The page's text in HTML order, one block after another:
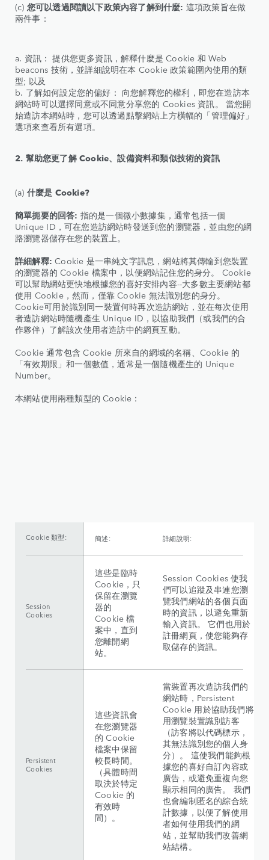
(c) 您可以透過閱讀以下政策內容了解到什麼: 這項政策旨在做
兩件事：
a. 資訊： 提供您更多資訊，解釋什麼是 Cookie 和 Web
beacons 技術，並詳細說明在本 Cookie 政策範圍內使用的類
型; 以及
b. 了解如何設定您的偏好： 向您解釋您的權利，即您在造訪本
網站時可以選擇同意或不同意分享您的 Cookies 資訊。 當您開
始造訪本網站時，您可以透過點擊網站上方橫幅的「管理偏好」
選項來查看所有選項。
2. 幫助您更了解 Cookie、設備資料和類似技術的資訊
(a) 什麼是 Cookie?
簡單扼要的回答: 指的是一個微小數據集，通常包括一個
Unique ID，可在您造訪網站時發送到您的瀏覽器，並由您的網
路瀏覽器儲存在您的裝置上。
詳細解釋:Cookie 是一串純文字訊息，網站將其傳輸到您裝置
的瀏覽器的 Cookie 檔案中，以便網站記住您的身分。 Cookie
可以幫助網站更快地根據您的喜好安排內容--大多數主要網站都
使用 Cookie，然而，僅靠 Cookie 無法識別您的身分。
Cookie可用於識別同一裝置何時再次造訪網站，並在每次使用
者造訪網站時隨機產生 Unique ID，以協助我們（或我們的合
作夥伴）了解該次使用者造訪中的網頁互動。
Cookie 通常包含 Cookie 所來自的網域的名稱、Cookie 的
「有效期限」和一個數值，通常是一個隨機產生的 Unique
Number。
本網站使用兩種類型的 Cookie：
Cookie 類型: 簡述: 詳細說明:
Session
Cookies
這些是臨時
Cookie，只
保留在瀏覽
器的
Cookie 檔
案中，直到
您離開網
站。
Session Cookies 使我
們可以追蹤及串連您瀏
覽我們網站的各個頁面
時的資訊，以避免重新
輸入資訊。 它們也用於
註冊網頁，使您能夠存
取儲存的資訊。
Persistent
Cookies
這些資訊會
在您瀏覽器
的 Cookie
檔案中保留
較長時間。
（具體時間
取決於特定
Cookie 的
有效時
間）。
當裝置再次造訪我們的
網站時，Persistent
Cookie 用於協助我們將
用瀏覽裝置識別訪客
（訪客將以代碼標示，
其無法識別您的個人身
分）。 這使我們能夠根
據您的喜好自訂內容或
廣告，或避免重複向您
顯示相同的廣告。 我們
也會編制匿名的綜合統
計數據，以便了解使用
者如何使用我們的網
站，並幫助我們改善網
站結構。